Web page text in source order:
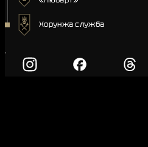
Хорунжа служба